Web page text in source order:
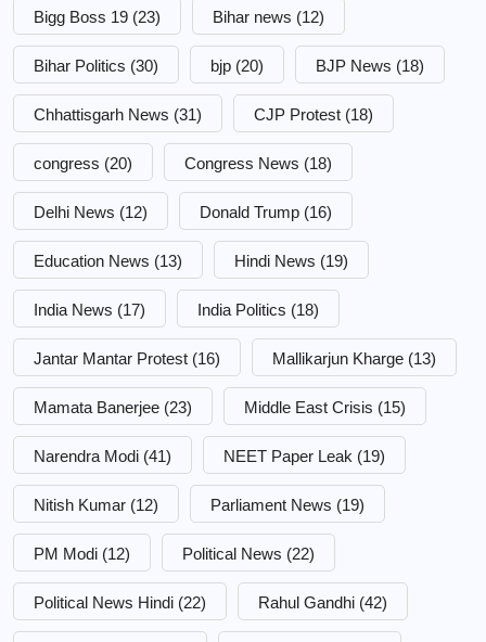
Bigg Boss 19 (23) Bihar news (12)
Bihar Politics (30) bjp (20) BJP News (18)
Chhattisgarh News (31) CJP Protest (18)
congress (20) Congress News (18)
Delhi News (12) Donald Trump (16)
Education News (13) Hindi News (19)
India News (17) India Politics (18)
Jantar Mantar Protest (16) Mallikarjun Kharge (13)
Mamata Banerjee (23) Middle East Crisis (15)
Narendra Modi (41) NEET Paper Leak (19)
Nitish Kumar (12) Parliament News (19)
PM Modi (12) Political News (22)
Political News Hindi (22) Rahul Gandhi (42)